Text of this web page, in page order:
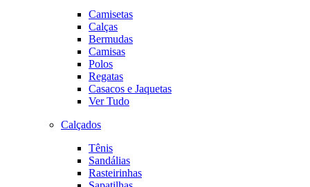
Camisetas
Calças
Bermudas
Camisas
Polos
Regatas
Casacos e Jaquetas
Ver Tudo
Calçados
Tênis
Sandálias
Rasteirinhas